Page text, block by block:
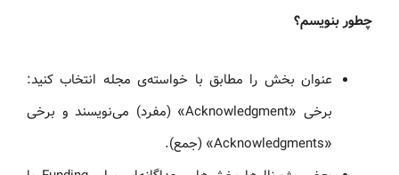
چطور بنویسم؟
عنوان بخش را مطابق با خواسته‌ی مجله انتخاب کنید:
برخی «Acknowledgment» (مفرد) می‌نویسند و برخی
«Acknowledgments» (جمع).